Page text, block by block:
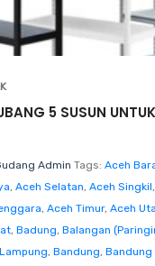
5 SUSUN
Admin Tags: Aceh
, Aceh Selatan, Aceh Singkil,
, Aceh Timur, Aceh
, Badung, Balangan
, Bandung, Bandung